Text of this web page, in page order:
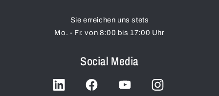
Sie erreichen uns stets
Mo. - Fr. von 8:00 bis 17:00 Uhr
Social Media